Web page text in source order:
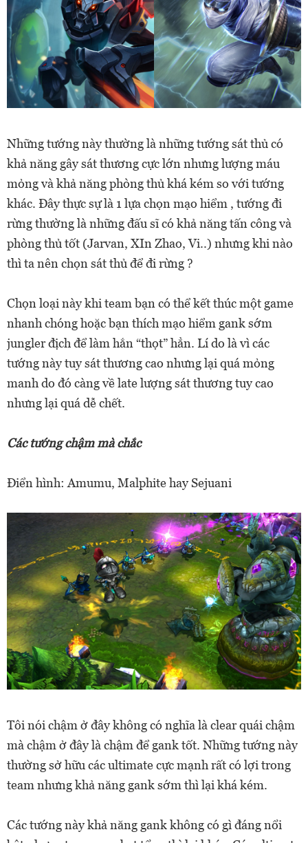
Những tướng này thường là những tướng sát thủ có
khả năng gây sát thương cực lớn nhưng lượng máu
mỏng và khả năng phòng thủ khá kém so với tướng
khác. Đây thực sự là 1 lựa chọn mạo hiểm , tướng đi
rừng thường là những đấu sĩ có khả năng tấn công và
phòng thủ tốt (Jarvan, XIn Zhao, Vi..) nhưng khi nào
thì ta nên chọn sát thủ để đi rừng ?
Chọn loại này khi team bạn có thể kết thúc một game
nhanh chóng hoặc bạn thích mạo hiểm gank sớm
jungler địch để làm hắn “thọt” hẳn. Lí do là vì các
tướng này tuy sát thương cao nhưng lại quá mỏng
manh do đó càng về late lượng sát thương tuy cao
nhưng lại quá dễ chết.
Các tướng chậm mà chắc
Điển hình: Amumu, Malphite hay Sejuani
Tôi nói chậm ở đây không có nghĩa là clear quái chậm
mà chậm ở đây là chậm để gank tốt. Những tướng này
thường sở hữu các ultimate cực mạnh rất có lợi trong
team nhưng khả năng gank sớm thì lại khá kém.
Các tướng này khả năng gank không có gì đáng nổi